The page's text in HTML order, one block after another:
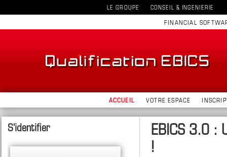
LE GROUPE CONSEIL & INGENIERIE
FINANCIAL
ACCUEIL VOTRE ESPACE
EBICS 3.0 :
!